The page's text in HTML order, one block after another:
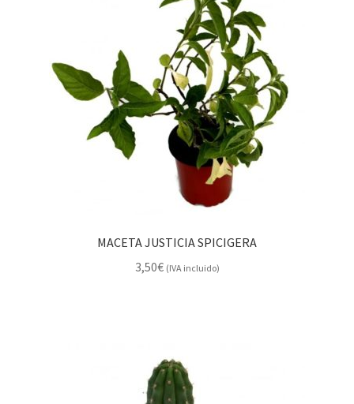
MACETA JUSTICIA SPICIGERA
3,50€ (IVA incluido)